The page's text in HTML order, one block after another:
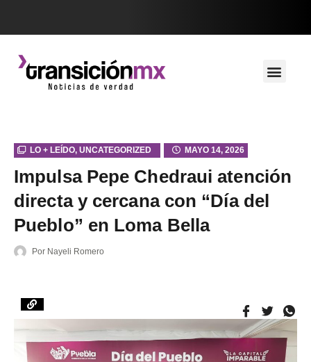
LO + LEÍDO, UNCATEGORIZED MAYO 14, 2026
Impulsa Pepe Chedraui atención
directa y cercana con “Día del
Pueblo” en Loma Bella
Por Nayeli Romero